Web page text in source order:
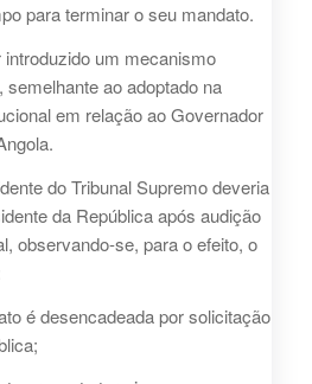
para terminar o seu mandato.
um mecanismo
ao adoptado na
em relação ao Governador
do Tribunal Supremo deveria
da República após audição
observando-se, para o efeito, o
é desencadeada por solicitação